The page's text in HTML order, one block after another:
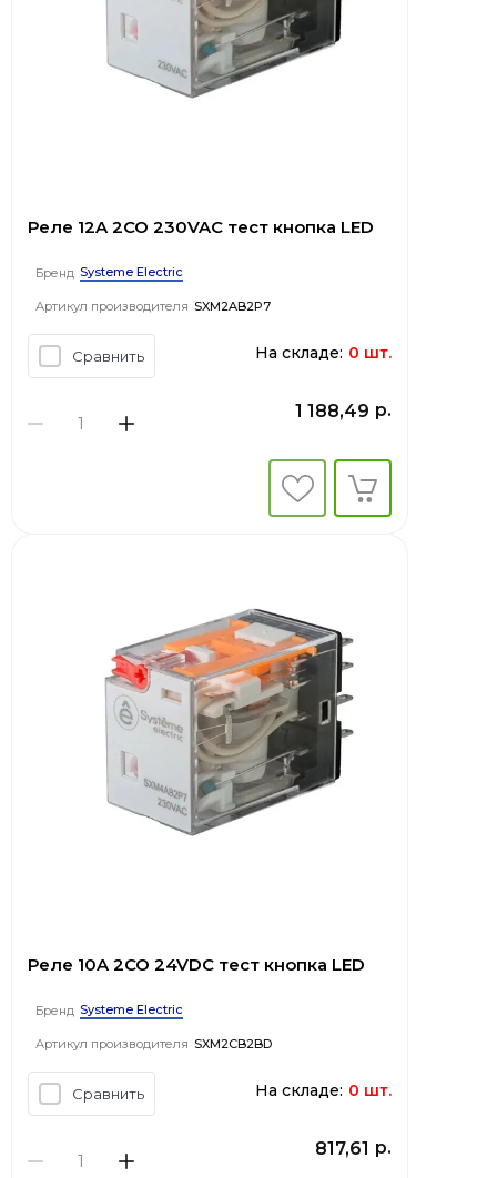
Реле 12A 2CO 230VAC тест кнопка LED
Бренд Systeme Electric
Артикул производителя SXM2AB2P7
Сравнить На складе: 0 шт.
1 188,49 р.
Реле 10A 2CO 24VDC тест кнопка LED
Бренд Systeme Electric
Артикул производителя SXM2CB2BD
Сравнить На складе: 0 шт.
817,61 р.